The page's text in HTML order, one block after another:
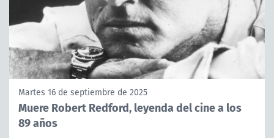
Martes 16 de septiembre de 2025
Muere Robert Redford, leyenda del cine a los
89 años